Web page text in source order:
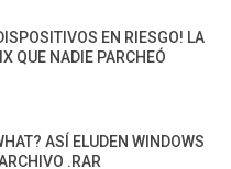
EN RIESGO! LA
QUE NADIE PARCHEÓ
ASÍ ELUDEN WINDOWS
.RAR